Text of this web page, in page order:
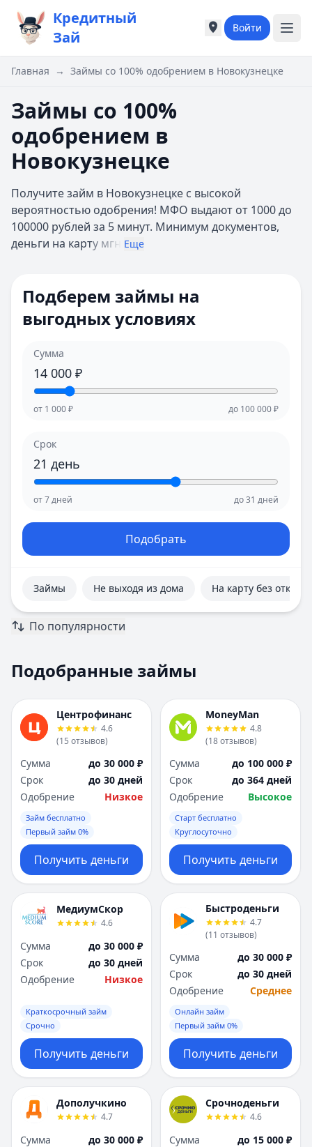
Кредитный
Зай
Города России
Москва
Барнаул
Белгород
Брянск
В
Ижевск
Иркутск
Киров
Краснодар
Красноярск
Л
Новокузнецк
Новосибирск
О
Оренбург
Пенза
Пермь
Р
Ростов-на-Дону
Рязань
С
Самара
Санкт-Петербург
Саратов
Севастополь
Сургут
Тверь
Тольятти
Томск
Тула
Тюмень
У
Ульяновск
Города России
Москва
Барнаул
Белгород
Брянск
В
Ижевск
Иркутск
Киров
Краснодар
Красноярск
Л
М
Новокузнецк
Новосибирск
О
Оренбург
Пенза
Пермь
Р
Ростов-на-Дону
Рязань
С
Самара
Санкт-Петербург
Саратов
Севастополь
Сургут
Тверь
Тольятти
Томск
Тула
Тюмень
У
Ульяновск
Войти
Главная → Займы со 100% одобрением в Новокузнецке
Займы со 100%
одобрением в
Новокузнецке
Получите займ в Новокузнецке с высокой
вероятностью одобрения! МФО выдают от 1000 до
100000 рублей за 5 минут. Минимум документов,
деньги на карту мгн Еще
Подберем займы на
выгодных условиях
Сумма
14 000 ₽
от 1 000₽ до 100 000₽
Срок
21 день
от7дней до31 дней
Подобрать
Займы Не выходя из дома На карту без отказа
По популярности
Подобранные займы
Центрофинанс
4.6
(15 отзывов)
Сумма
до 30 000 ₽
Срок
до 30 дней
Одобрение
Низкое
Займ бесплатно
Первый займ 0%
Получить деньги
MoneyMan
4.8
(18отзывов)
Сумма
до 100 000 ₽
Срок
до 364 дней
Одобрение
Высокое
Старт бесплатно
Круглосуточно
Получить деньги
МедиумСкор
4.6
Сумма
до 30 000 ₽
Срок
до 30 дней
Одобрение
Низкое
Краткосрочный займ
Срочно
Получить деньги
Быстроденьги
4.7
(11 отзывов)
Сумма
до 30 000 ₽
Срок
до 30 дней
Одобрение
Среднее
Онлайн займ
Первый займ 0%
Получить деньги
Дополучкино
4.7
Сумма
до 30 000 ₽
Срочноденьги
4.6
Сумма
до 15 000 ₽